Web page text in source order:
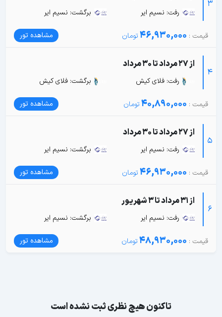
3
رفت: نسیم ایر برگشت: نسیم ایر
46,930,000 مشاهده تور
4
از 27 مرداد تا 30 مرداد
رفت: فلای کیش برگشت: فلای کیش
40,890,000 مشاهده تور
5
از 27 مرداد تا 30 مرداد
رفت: نسیم ایر برگشت: نسیم ایر
46,930,000 مشاهده تور
6
از 31 مرداد تا 3 شهریور
رفت: نسیم ایر برگشت: نسیم ایر
48,930,000 مشاهده تور
تاکنون هیچ نظری ثبت نشده است